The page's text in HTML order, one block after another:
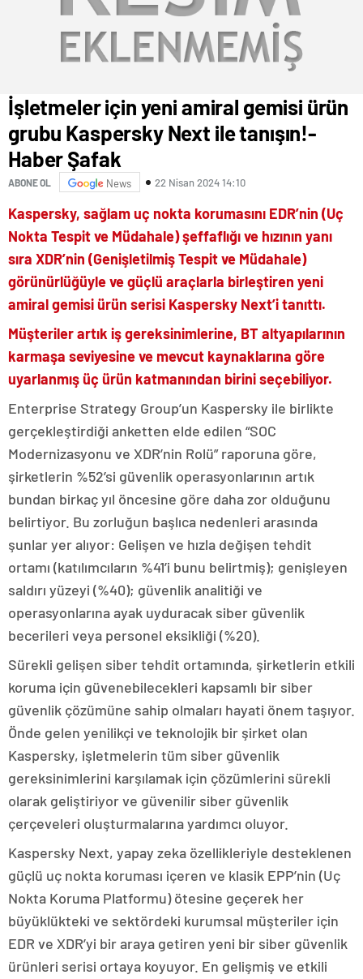
İşletmeler için yeni amiral gemisi ürün
grubu Kaspersky Next ile tanışın!-
Haber Şafak
ABONE OL News 22 Nisan 2024 14:10
Kaspersky, sağlam uç nokta korumasını EDR’nin (Uç
Nokta Tespit ve Müdahale) şeffaflığı ve hızının yanı
sıra XDR’nin (Genişletilmiş Tespit ve Müdahale)
görünürlüğüyle ve güçlü araçlarla birleştiren yeni
amiral gemisi ürün serisi Kaspersky Next’i tanıttı.
Müşteriler artık iş gereksinimlerine, BT altyapılarının
karmaşa seviyesine ve mevcut kaynaklarına göre
uyarlanmış üç ürün katmanından birini seçebiliyor.
Enterprise Strategy Group’un Kaspersky ile birlikte
gerçekleştirdiği anketten elde edilen “SOC
Modernizasyonu ve XDR’nin Rolü” raporuna göre,
şirketlerin %52’si güvenlik operasyonlarının artık
bundan birkaç yıl öncesine göre daha zor olduğunu
belirtiyor. Bu zorluğun başlıca nedenleri arasında
şunlar yer alıyor: Gelişen ve hızla değişen tehdit
ortamı (katılımcıların %41’i bunu belirtmiş); genişleyen
saldırı yüzeyi (%40); güvenlik analitiği ve
operasyonlarına ayak uyduracak siber güvenlik
becerileri veya personel eksikliği (%20).
Sürekli gelişen siber tehdit ortamında, şirketlerin etkili
koruma için güvenebilecekleri kapsamlı bir siber
güvenlik çözümüne sahip olmaları hayati önem taşıyor.
Önde gelen yenilikçi ve teknolojik bir şirket olan
Kaspersky, işletmelerin tüm siber güvenlik
gereksinimlerini karşılamak için çözümlerini sürekli
olarak geliştiriyor ve güvenilir siber güvenlik
çerçeveleri oluşturmalarına yardımcı oluyor.
Kaspersky Next, yapay zeka özellikleriyle desteklenen
güçlü uç nokta koruması içeren ve klasik EPP’nin (Uç
Nokta Koruma Platformu) ötesine geçerek her
büyüklükteki ve sektördeki kurumsal müşteriler için
EDR ve XDR’yi bir araya getiren yeni bir siber güvenlik
ürünleri serisi ortaya koyuyor. En gelişmiş ve etkili